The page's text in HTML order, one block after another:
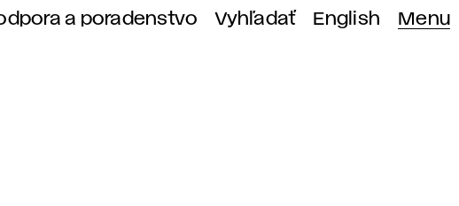
a poradenstvo Vyhľadať English Menu